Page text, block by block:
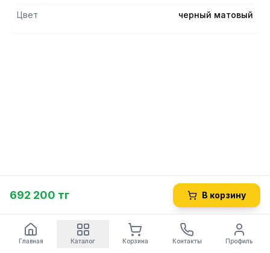
Цвет черный матовый
692 200 тг В корзину
Главная Каталог Корзина Контакты Профиль